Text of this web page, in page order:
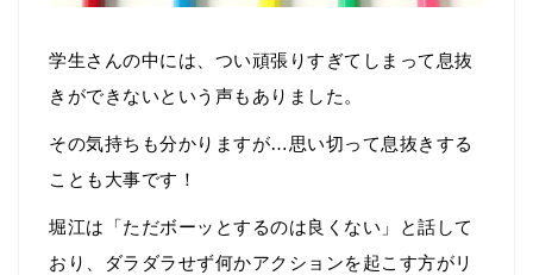
学生さんの中には、つい頑張りすぎてしまって息抜
きができないという声もありました。
その気持ちも分かりますが…思い切って息抜きする
ことも大事です！
堀江は「ただボーッとするのは良くない」と話して
おり、ダラダラせず何かアクションを起こす方がリ